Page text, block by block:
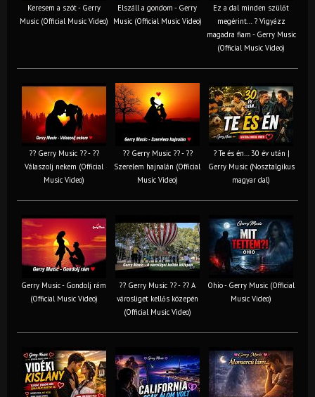
Keresem a szót - Gerry
Music (Official Music Video)
Elszáll a gondom - Gerry
Music (Official Music Video)
Ez a dal minden szülőt
megérint… ? Vigyázz
magadra fiam - Gerry Music
(Official Music Video)
?? Gerry Music ?? - ??
Válaszolj nekem (Official
Music Video)
?? Gerry Music ?? - ??
Szerelem hajnalán (Official
Music Video)
? Te és én… 30 év után |
Gerry Music (Nosztalgikus
magyar dal)
Gerry Music - Gondolj rám
(Official Music Video)
?? Gerry Music ?? - ?? A
városliget kellős közepén
(Official Music Video)
Ohio - Gerry Music (Official
Music Video)